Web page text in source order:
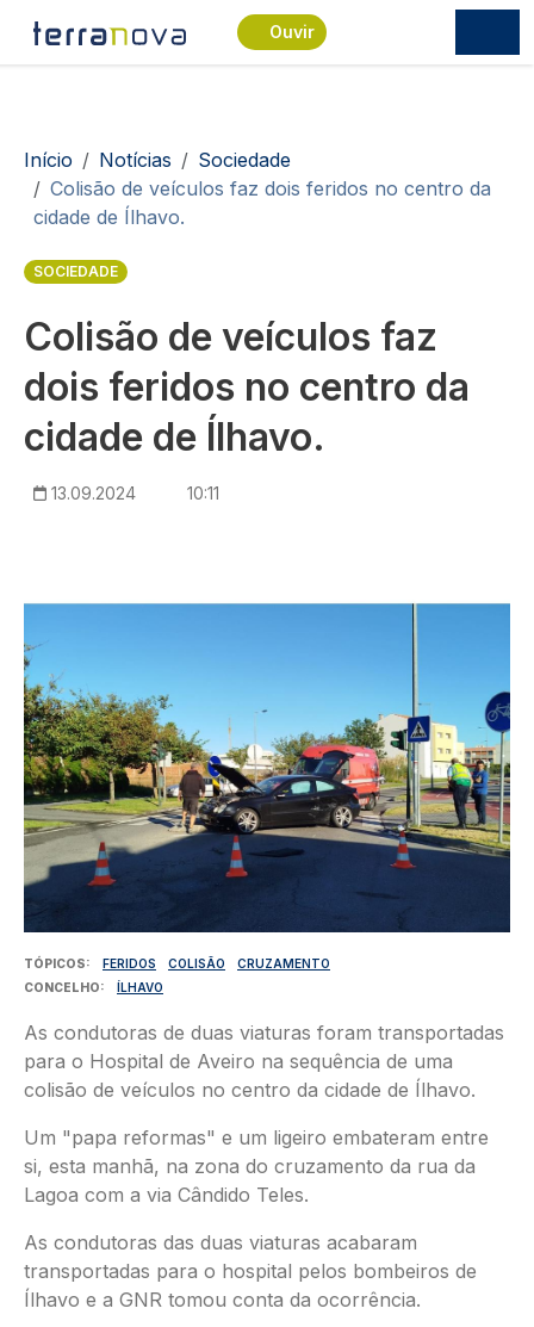
Passar para o conteúdo principal
Ouvir
Navegação estrutural
Início Notícias
Sociedade
Colisão de veículos faz dois feridos no centro da
cidade de Ílhavo.
SOCIEDADE
Colisão de veículos faz
dois feridos no centro da
cidade de Ílhavo.
13.09.2024 10:11
TÓPICOS FERIDOS COLISÃO
CRUZAMENTO
CONCELHO
ÍLHAVO
As condutoras de duas viaturas foram transportadas
para o Hospital de Aveiro na sequência de uma
colisão de veículos no centro da cidade de Ílhavo.
Um "papa reformas" e um ligeiro embateram entre
si, esta manhã, na zona do cruzamento da rua da
Lagoa com a via Cândido Teles.
As condutoras das duas viaturas acabaram
transportadas para o hospital pelos bombeiros de
Ílhavo e a GNR tomou conta da ocorrência.